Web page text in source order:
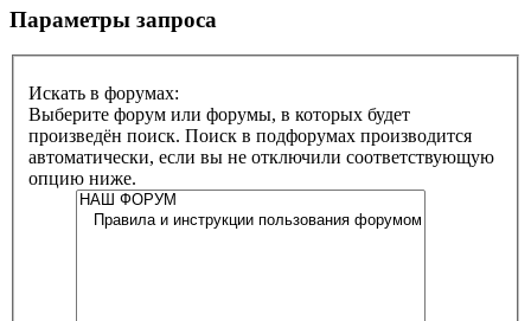
Параметры запроса
Искать в форумах:
Выберите форум или форумы, в которых будет
произведён поиск. Поиск в подфорумах производится
автоматически, если вы не отключили соответствующую
опцию ниже.